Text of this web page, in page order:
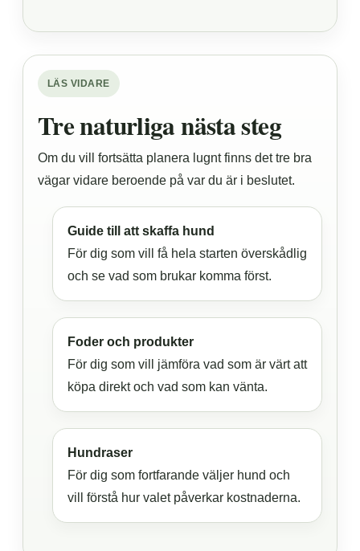
LÄS VIDARE
Tre naturliga nästa steg
Om du vill fortsätta planera lugnt finns det tre bra
vägar vidare beroende på var du är i beslutet.
Guide till att skaffa hund
För dig som vill få hela starten överskådlig
och se vad som brukar komma först.
Foder och produkter
För dig som vill jämföra vad som är värt att
köpa direkt och vad som kan vänta.
Hundraser
För dig som fortfarande väljer hund och
vill förstå hur valet påverkar kostnaderna.